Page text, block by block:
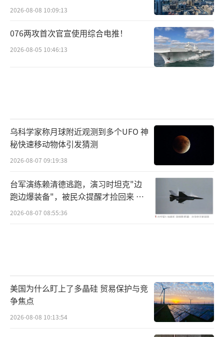
2026-08-08 10:09:13
076两攻首次官宣使用综合电推！
2026-08-05 10:46:13
乌科学家称月球附近观测到多个UFO 神
秘快速移动物体引发猜测
2026-08-07 09:19:38
台军演练赖清德逃跑，演习时坦克"边
跑边爆装备"，被民众提醒才捡回来 演
习状况频出引发关注
2026-08-07 08:55:36
美国为什么盯上了多晶硅 贸易保护与竞
争焦点
2026-08-08 10:13:54